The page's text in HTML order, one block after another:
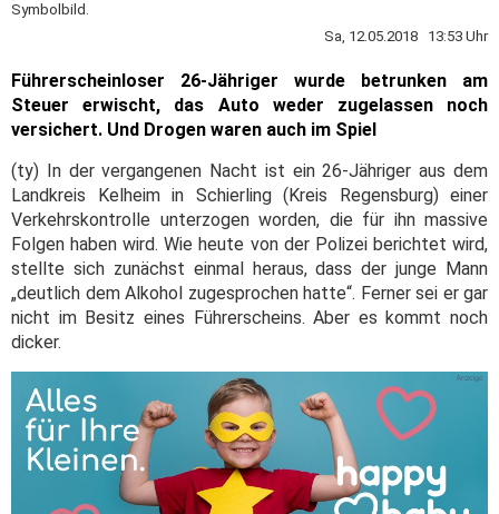
Symbolbild.
Sa, 12.05.2018 13:53 Uhr
Führerscheinloser 26-Jähriger wurde betrunken am
Steuer erwischt, das Auto weder zugelassen noch
versichert. Und Drogen waren auch im Spiel
(ty) In der vergangenen Nacht ist ein 26-Jähriger aus dem
Landkreis Kelheim in Schierling (Kreis Regensburg) einer
Verkehrskontrolle unterzogen worden, die für ihn massive
Folgen haben wird. Wie heute von der Polizei berichtet wird,
stellte sich zunächst einmal heraus, dass der junge Mann
„deutlich dem Alkohol zugesprochen hatte“. Ferner sei er gar
nicht im Besitz eines Führerscheins. Aber es kommt noch
dicker.